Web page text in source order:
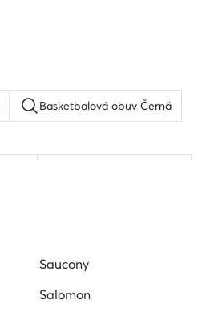
Basketbalová obuv Černá
Saucony
Salomon